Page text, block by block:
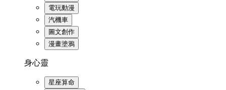
電玩動漫
汽機車
圖文創作
漫畫塗鴉
身心靈
星座算命